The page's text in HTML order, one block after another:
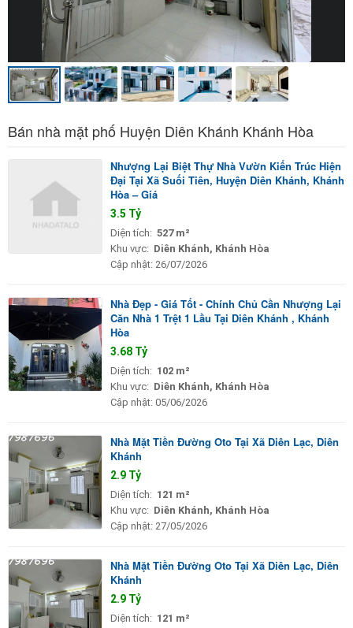
Bán nhà mặt phố Huyện Diên Khánh Khánh Hòa
Nhượng Lại Biệt Thự Nhà Vườn Kiến Trúc Hiện
Đại Tại Xã Suối Tiên, Huyện Diên Khánh, Khánh
Hòa – Giá
3.5 Tỷ
Diện tích: 527 m²
Khu vực: Diên Khánh, Khánh Hòa
Cập nhật: 26/07/2026
Nhà Đẹp - Giá Tốt - Chính Chủ Cần Nhượng Lại
Căn Nhà 1 Trệt 1 Lầu Tại Diên Khánh , Khánh
Hòa
3.68 Tỷ
Diện tích: 102 m²
Khu vực: Diên Khánh, Khánh Hòa
Cập nhật: 05/06/2026
Nhà Mặt Tiền Đường Oto Tại Xã Diên Lạc, Diên
Khánh
2.9 Tỷ
Diện tích: 121 m²
Khu vực: Diên Khánh, Khánh Hòa
Cập nhật: 27/05/2026
Nhà Mặt Tiền Đường Oto Tại Xã Diên Lạc, Diên
Khánh
2.9 Tỷ
Diện tích: 121 m²